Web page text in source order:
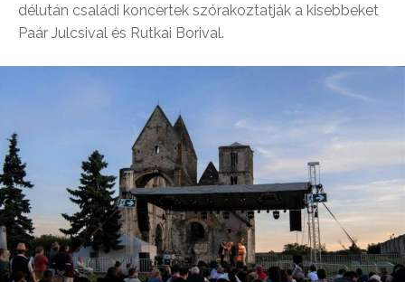
délután családi koncertek szórakoztatják a kisebbeket
Paár Julcsival és Rutkai Borival.